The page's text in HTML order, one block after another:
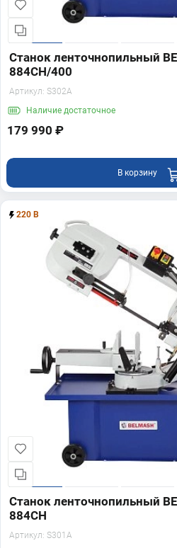
Станок ленточнопильный
884CH/400
Артикул: S302A
Наличие достаточное
179 990 ₽
В корзину
220 В
Станок ленточнопильный
884CH
Артикул: S301A